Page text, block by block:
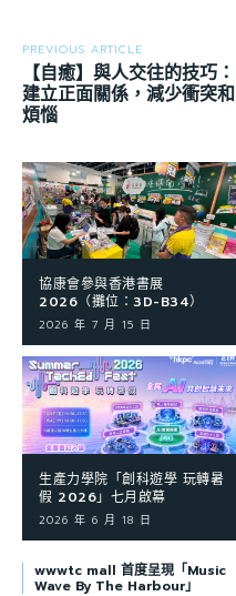
PREVIOUS ARTICLE
【自癒】與人交往的技巧：
建立正面關係，減少衝突和
煩惱
協康會參與香港書展
2026（攤位：3D-B34）
2026 年 7 月 15 日
生產力學院「創科遊學 玩轉暑
假 2026」七月啟幕
2026 年 6 月 18 日
wwwtc mall 首度呈現「Music
Wave By The Harbour」